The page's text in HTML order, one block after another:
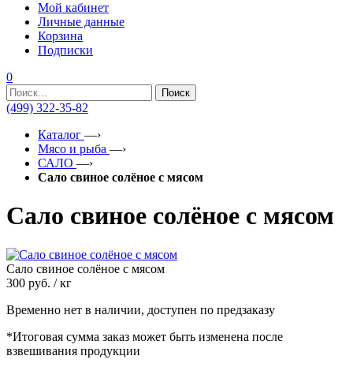
Мой кабинет
Личные данные
Корзина
Подписки
0
Поиск
(499) 322-35-82
Каталог —›
Мясо и рыба —›
САЛО —›
Сало свиное солёное с мясом
Сало свиное солёное с мясом
Сало свиное солёное с мясом
300 руб. / кг
Временно нет в наличии, доступен по предзаказу
*Итоговая сумма заказ может быть изменена после
взвешивания продукции